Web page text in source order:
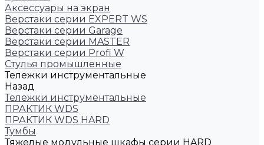
Аксессуары на экран
Верстаки серии EXPERT WS
Верстаки серии Garage
Верстаки серии MASTER
Верстаки серии Profi W
Стулья промышленные
Тележки инструментальные
Назад
Тележки инструментальные
ПРАКТИК WDS
ПРАКТИК WDS HARD
Тумбы
Тяжелые модульные шкафы серии HARD